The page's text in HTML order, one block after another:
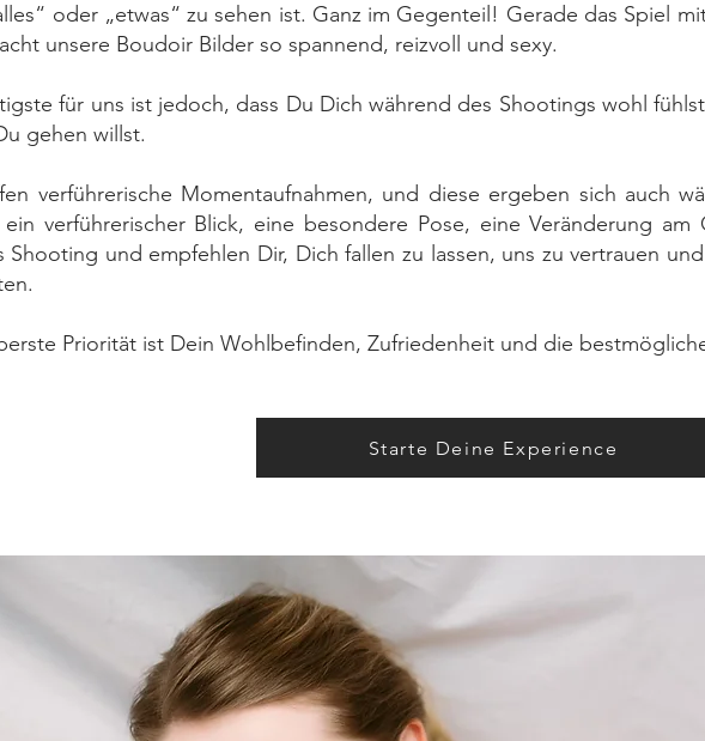
oder „etwas“ zu sehen ist. Ganz im Gegenteil! Gerade das Spiel
unsere Boudoir Bilder so spannend, reizvoll und sexy.
für uns ist jedoch, dass Du Dich während des Shootings wohl
gehen willst.
verführerische Momentaufnahmen, und diese ergeben sich auch
verführerischer Blick, eine besondere Pose, eine Veränderung
Shooting und empfehlen Dir, Dich fallen zu lassen, uns zu vertrauen
Priorität ist Dein Wohlbefinden, Zufriedenheit und die
Starte Deine Experience